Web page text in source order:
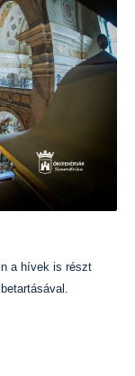
a hívek is részt